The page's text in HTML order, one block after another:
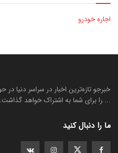
اجاره خودرو
خبرجو تازه‌ترین اخبار در سراسر دنیا
... را برای شما به اشتراک خواهد گذاشت.
ما را دنبال کنید